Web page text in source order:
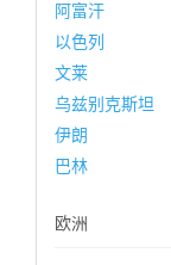
阿富汗
以色列
文莱
乌兹别克斯坦
伊朗
巴林
欧洲